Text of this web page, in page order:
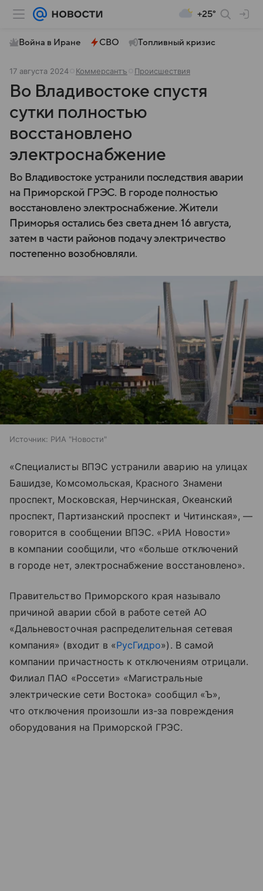
+25°
Война в Иране СВО Топливный кризис
17 августа 2024 Коммерсантъ Происшествия
Во Владивостоке спустя
сутки полностью
восстановлено
электроснабжение
Во Владивостоке устранили последствия аварии
на Приморской ГРЭС. В городе полностью
восстановлено электроснабжение. Жители
Приморья остались без света днем 16 августа,
затем в части районов подачу электричество
постепенно возобновляли.
Источник: РИА "Новости"
«Специалисты ВПЭС устранили аварию на улицах
Башидзе, Комсомольская, Красного Знамени
проспект, Московская, Нерчинская, Океанский
проспект, Партизанский проспект и Читинская», —
говорится в сообщении ВПЭС. «РИА Новости»
в компании сообщили, что «больше отключений
в городе нет, электроснабжение восстановлено».
Правительство Приморского края называло
причиной аварии сбой в работе сетей АО
«Дальневосточная распределительная сетевая
компания» (входит в «РусГидро»). В самой
компании причастность к отключениям отрицали.
Филиал ПАО «Россети» «Магистральные
электрические сети Востока» сообщил «Ъ»,
что отключения произошли из-за повреждения
оборудования на Приморской ГРЭС.